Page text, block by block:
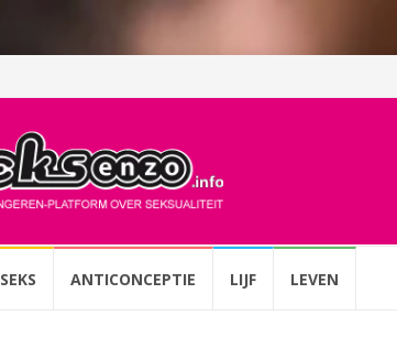
SEKS ANTICONCEPTIE LIJF LEVEN